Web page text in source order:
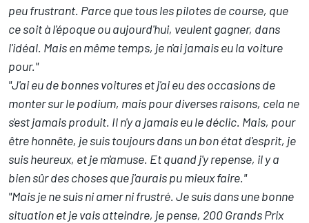
peu frustrant. Parce que tous les pilotes de course, que
ce soit à l'époque ou aujourd'hui, veulent gagner, dans
l'idéal. Mais en même temps, je n'ai jamais eu la voiture
pour."
"J'ai eu de bonnes voitures et j'ai eu des occasions de
monter sur le podium, mais pour diverses raisons, cela ne
s'est jamais produit. Il n'y a jamais eu le déclic. Mais, pour
être honnête, je suis toujours dans un bon état d'esprit, je
suis heureux, et je m'amuse. Et quand j'y repense, il y a
bien sûr des choses que j'aurais pu mieux faire."
"Mais je ne suis ni amer ni frustré. Je suis dans une bonne
situation et je vais atteindre, je pense, 200 Grands Prix